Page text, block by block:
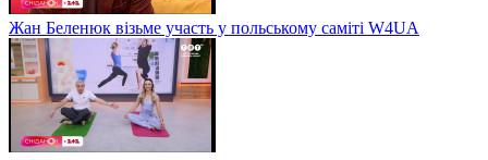
Жан Беленюк візьме участь у польському саміті W4UA